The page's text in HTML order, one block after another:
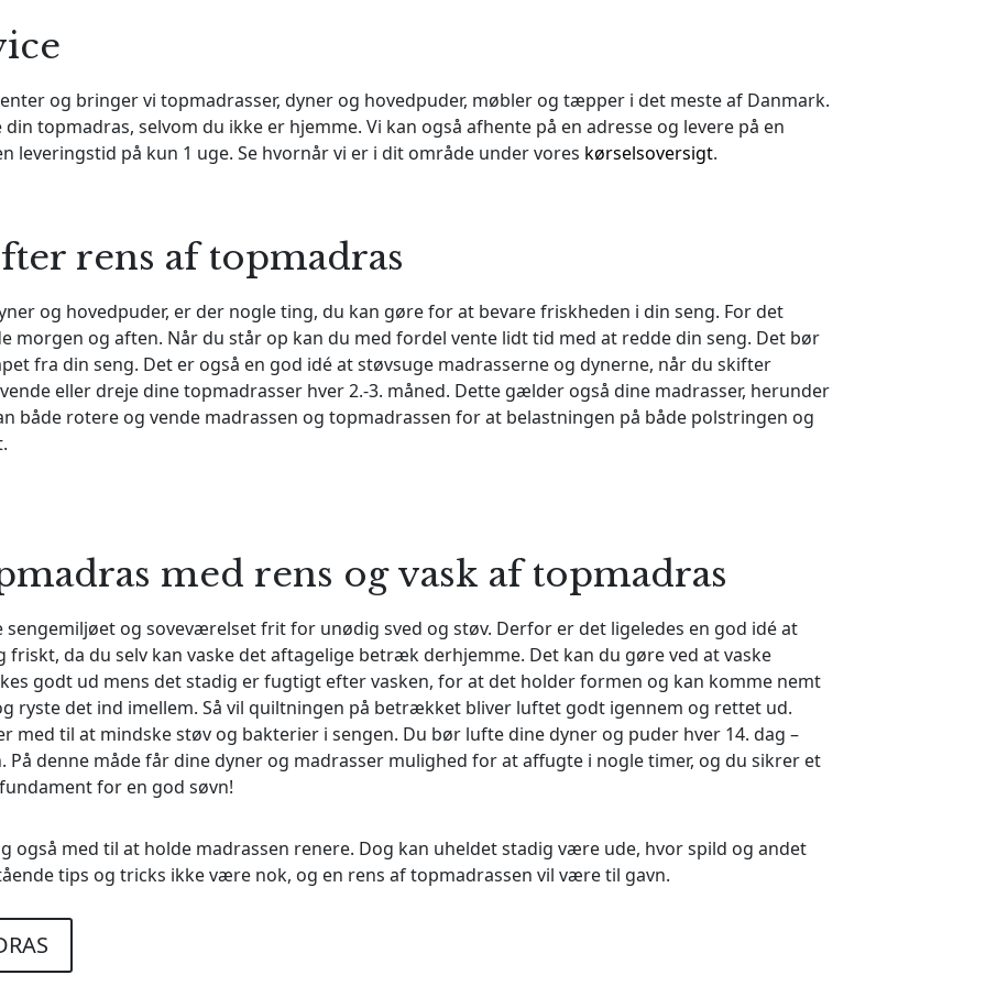
og bringer vi topmadrasser, dyner og hovedpuder, møbler og tæpper i det meste af Danmark.
topmadras, selvom du ikke er hjemme. Vi kan også afhente på en adresse og levere på en
leveringstid på kun 1 uge. Se hvornår vi er i dit område under vores kørselsoversigt.
rens af topmadras
og hovedpuder, er der nogle ting, du kan gøre for at bevare friskheden i din seng. For det
og aften. Når du står op kan du med fordel vente lidt tid med at redde din seng. Det bør
fra din seng. Det er også en god idé at støvsuge madrasserne og dynerne, når du skifter
eller dreje dine topmadrasser hver 2.-3. måned. Dette gælder også dine madrasser, herunder
både rotere og vende madrassen og topmadrassen for at belastningen på både polstringen og
med rens og vask af topmadras
og soveværelset frit for unødig sved og støv. Derfor er det ligeledes en god idé at
da du selv kan vaske det aftagelige betræk derhjemme. Det kan du gøre ved at vaske
godt ud mens det stadig er fugtigt efter vasken, for at det holder formen og kan komme nemt
ryste det ind imellem. Så vil quiltningen på betrækket bliver luftet godt igennem og rettet ud.
med til at mindske støv og bakterier i sengen. Du bør lufte dine dyner og puder hver 14. dag –
denne måde får dine dyner og madrasser mulighed for at affugte i nogle timer, og du sikrer et
for en god søvn!
også med til at holde madrassen renere. Dog kan uheldet stadig være ude, hvor spild og andet
tips og tricks ikke være nok, og en rens af topmadrassen vil være til gavn.